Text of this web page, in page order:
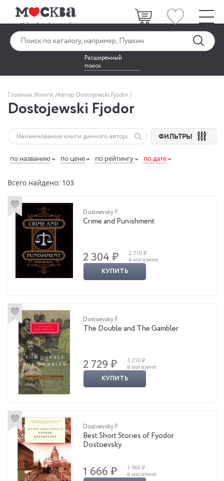
Расширенный
поиск
Главная Книги Автор Dostojewski Fjodor
Dostojewski Fjodor
ФИЛЬТРЫ
по названию по цене по рейтингу по дате
Всего найдено: 103
Dostoevsky F.
Crime and Punishment
2 304 ₽
2 710 ₽
в магазине
КУПИТЬ
Dostoevsky F.
The Double and The Gambler
2 729 ₽
3 210 ₽
в магазине
КУПИТЬ
Dostoevsky F.
Best Short Stories of Fyodor
Dostoevsky
1 666 ₽
1 960 ₽
в магазине